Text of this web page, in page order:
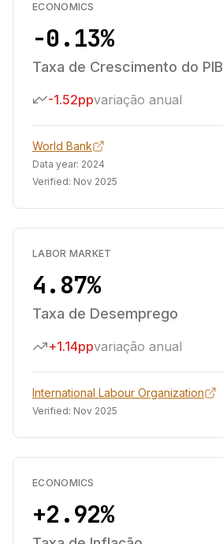
ECONOMICS
-0.13%
Taxa de Crescimento do PIB
-1.52ppvariação anual
World Bank
Data year: 2024
Verified: Nov 2025
LABOR MARKET
4.87%
Taxa de Desemprego
+1.14ppvariação anual
International Labour Organization
Verified: Nov 2025
ECONOMICS
+2.92%